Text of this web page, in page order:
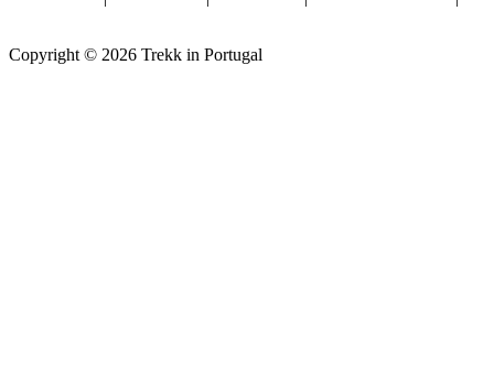
Copyright © 2026 Trekk in Portugal